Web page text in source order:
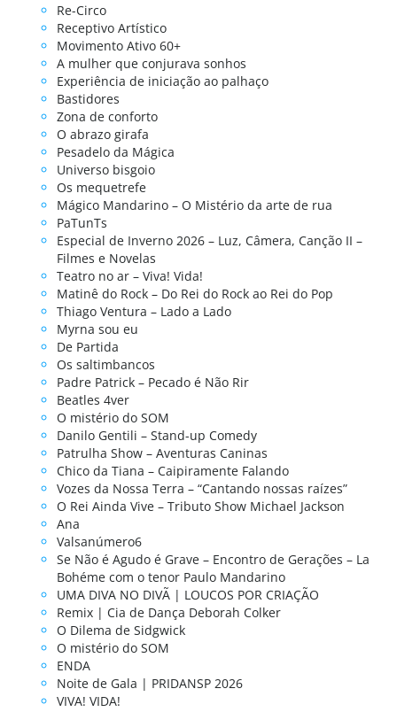
Re-Circo
Receptivo Artístico
Movimento Ativo 60+
A mulher que conjurava sonhos
Experiência de iniciação ao palhaço
Bastidores
Zona de conforto
O abrazo girafa
Pesadelo da Mágica
Universo bisgoio
Os mequetrefe
Mágico Mandarino – O Mistério da arte de rua
PaTunTs
Especial de Inverno 2026 – Luz, Câmera, Canção II –
Filmes e Novelas
Teatro no ar – Viva! Vida!
Matinê do Rock – Do Rei do Rock ao Rei do Pop
Thiago Ventura – Lado a Lado
Myrna sou eu
De Partida
Os saltimbancos
Padre Patrick – Pecado é Não Rir
Beatles 4ver
O mistério do SOM
Danilo Gentili – Stand-up Comedy
Patrulha Show – Aventuras Caninas
Chico da Tiana – Caipiramente Falando
Vozes da Nossa Terra – “Cantando nossas raízes”
O Rei Ainda Vive – Tributo Show Michael Jackson
Ana
Valsanúmero6
Se Não é Agudo é Grave – Encontro de Gerações – La
Bohéme com o tenor Paulo Mandarino
UMA DIVA NO DIVÃ | LOUCOS POR CRIAÇÃO
Remix | Cia de Dança Deborah Colker
O Dilema de Sidgwick
O mistério do SOM
ENDA
Noite de Gala | PRIDANSP 2026
VIVA! VIDA!